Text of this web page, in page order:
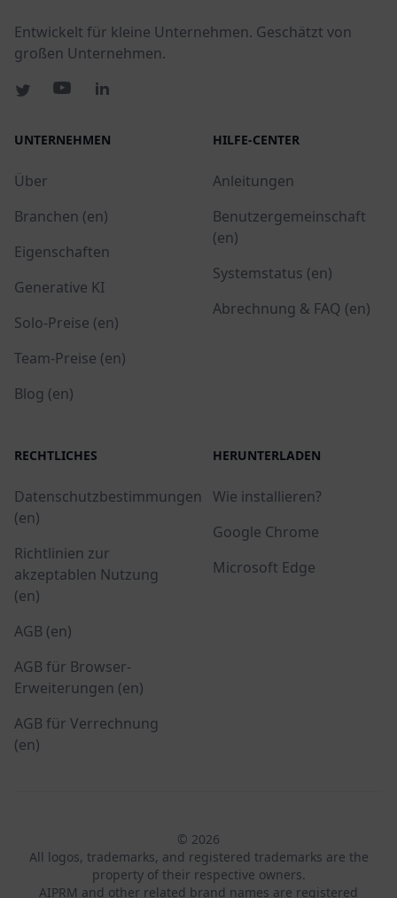
Entwickelt für kleine Unternehmen. Geschätzt von
großen Unternehmen.
UNTERNEHMEN
Über
Branchen (en)
Eigenschaften
Generative KI
Solo-Preise (en)
Team-Preise (en)
Blog (en)
HILFE-CENTER
Anleitungen
Benutzergemeinschaft
(en)
Systemstatus (en)
Abrechnung & FAQ (en)
RECHTLICHES
Datenschutzbestimmungen
(en)
Richtlinien zur
akzeptablen Nutzung
(en)
AGB (en)
AGB für Browser-
Erweiterungen (en)
AGB für Verrechnung
(en)
HERUNTERLADEN
Wie installieren?
Google Chrome
Microsoft Edge
© 2026
All logos, trademarks, and registered trademarks are the
property of their respective owners.
AIPRM and other related brand names are registered